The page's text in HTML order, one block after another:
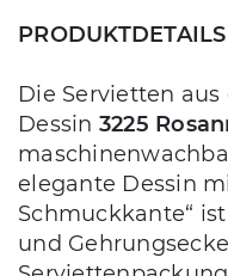
PRODUKTDETAILS
Die Servietten
Dessin 3225
elegante Dessin
Schmuckkante“
und